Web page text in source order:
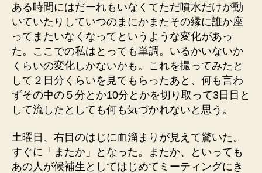
ある時間にはだーれもいなくてただ噴水だけが動
いていたりしていつのまにかまたその縁に誰か座
ってまたいなくなってというような変化があっ
た。ここでの私はとっても単調。いるかいないか
くらいの変化しかないかも。これを撮ってみたと
して２日分くらいを見てもらったあと、何も言わ
ずその中の５分とか10分とかを切り取って3日目と
して流したとしても何も気づかれないと思う。
土曜日、右目のはじに血溜まりが見えて驚いた。
すぐに「またか」となった。またか、といっても
あの人が候補生としてはじめてミーティングにき